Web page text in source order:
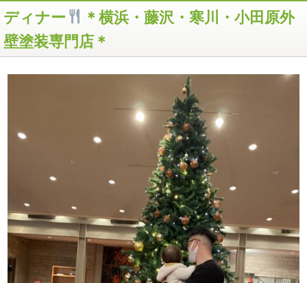
ディナー
＊横浜・藤沢・寒川・小田原外
壁塗装専門店＊